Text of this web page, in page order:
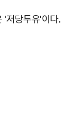
'저당두유'이다.